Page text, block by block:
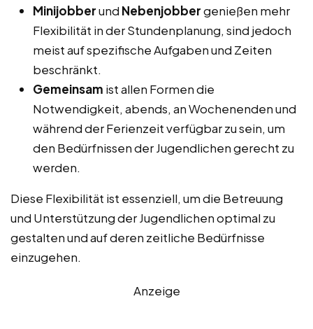
Minijobberund Nebenjobbergenießen mehr
Flexibilität in der Stundenplanung, sind jedoch
meist auf spezifische Aufgaben und Zeiten
beschränkt.
Gemeinsam ist allen Formen die
Notwendigkeit, abends, an Wochenenden und
während der Ferienzeit verfügbar zu sein, um
den Bedürfnissen der Jugendlichen gerecht zu
werden.
Diese Flexibilität ist essenziell, um die Betreuung
und Unterstützung der Jugendlichen optimal zu
gestalten und auf deren zeitliche Bedürfnisse
einzugehen.
Anzeige